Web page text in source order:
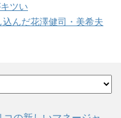
ツい
んだ花澤健司・美希夫